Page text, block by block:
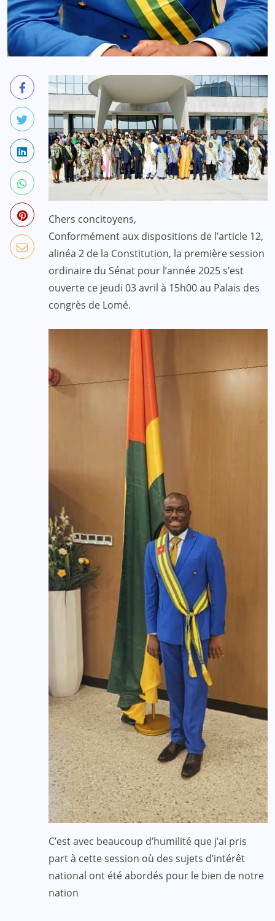
Chers concitoyens,
Conformément aux dispositions de l’article 12,
alinéa 2 de la Constitution, la première session
ordinaire du Sénat pour l’année 2025 s’est
ouverte ce jeudi 03 avril à 15h00 au Palais des
congrès de Lomé.
C’est avec beaucoup d’humilité que j’ai pris
part à cette session où des sujets d’intérêt
national ont été abordés pour le bien de notre
nation